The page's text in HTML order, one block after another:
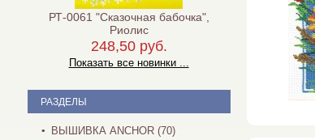
РТ-0061 "Сказочная бабочка",
Риолис
248,50 руб.
Показать все новинки ...
РАЗДЕЛЫ
ВЫШИВКА ANCHOR (70)